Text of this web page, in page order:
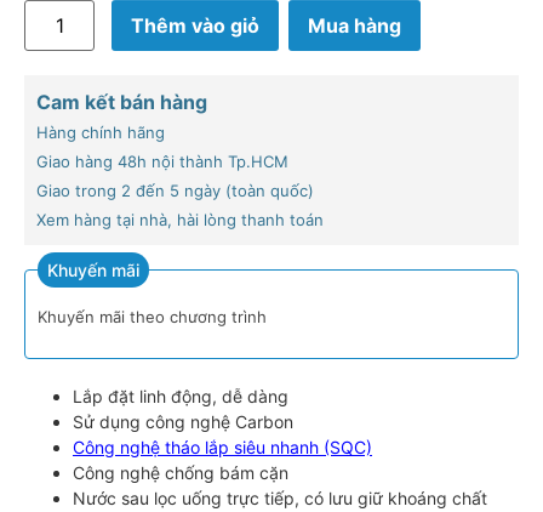
Thêm vào giỏ Mua hàng
Cam kết bán hàng
Hàng chính hãng
Giao hàng 48h nội thành Tp.HCM
Giao trong 2 đến 5 ngày (toàn quốc)
Xem hàng tại nhà, hài lòng thanh toán
Khuyến mãi
Khuyến mãi theo chương trình
Lắp đặt linh động, dễ dàng
Sử dụng công nghệ Carbon
Công nghệ tháo lắp siêu nhanh (SQC)
Công nghệ chống bám cặn
Nước sau lọc uống trực tiếp, có lưu giữ khoáng chất